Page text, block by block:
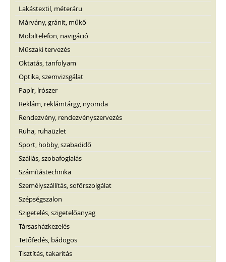
Lakástextil, méteráru
Márvány, gránit, műkő
Mobiltelefon, navigáció
Műszaki tervezés
Oktatás, tanfolyam
Optika, szemvizsgálat
Papír, írószer
Reklám, reklámtárgy, nyomda
Rendezvény, rendezvényszervezés
Ruha, ruhaüzlet
Sport, hobby, szabadidő
Szállás, szobafoglalás
Számítástechnika
Személyszállítás, sofőrszolgálat
Szépségszalon
Szigetelés, szigetelőanyag
Társasházkezelés
Tetőfedés, bádogos
Tisztítás, takarítás